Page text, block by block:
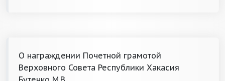
О награждении Почетной грамотой
Верховного Совета Республики Хакасия